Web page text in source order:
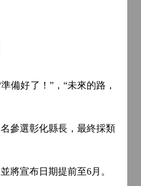
好了！”，“未來的路，
參選彰化縣長，最終採類
宣布日期提前至6月。